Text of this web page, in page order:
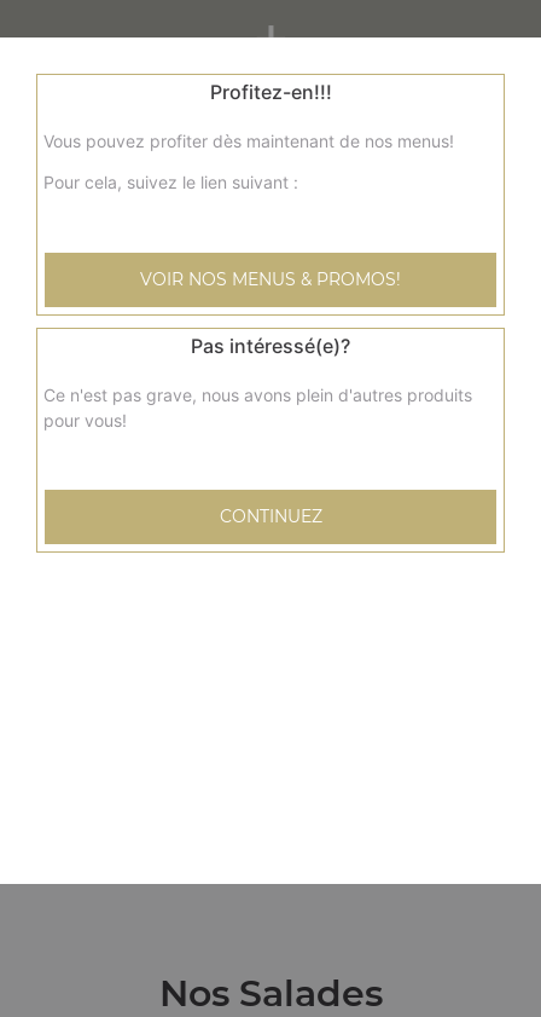
+
Nos Panuzzo
panuzzo jambon, panuzzo poulet, panuzzo kebab, ...
+
Nos Salades
Profitez-en!!!
Vous pouvez profiter dès maintenant de nos menus!
Pour cela, suivez le lien suivant :
VOIR NOS MENUS & PROMOS!
Pas intéressé(e)?
Ce n'est pas grave, nous avons plein d'autres produits
pour vous!
CONTINUEZ